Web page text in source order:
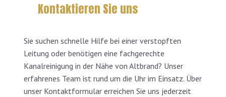
Kontaktieren Sie uns
Sie suchen schnelle Hilfe bei einer verstopften
Leitung oder benötigen eine fachgerechte
Kanalreinigung in der Nähe von Altbrand? Unser
erfahrenes Team ist rund um die Uhr im Einsatz. Über
unser Kontaktformular erreichen Sie uns jederzeit